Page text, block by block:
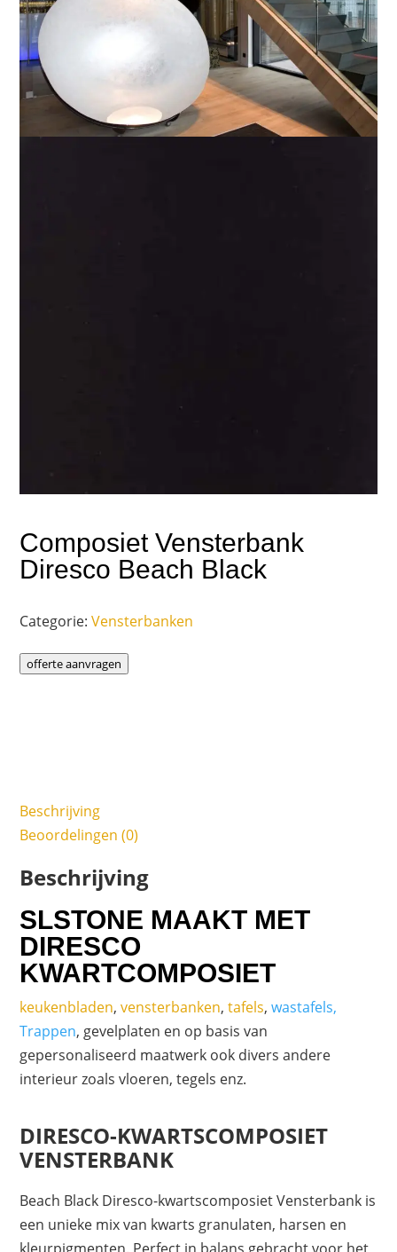
Composiet Vensterbank
Diresco Beach Black
Categorie: Vensterbanken
offerte aanvragen
Beschrijving
Beoordelingen (0)
Beschrijving
SLSTONE MAAKT MET
DIRESCO
KWARTCOMPOSIET
keukenbladen,vensterbanken,tafels,wastafels,
Trappen, gevelplaten en op basis van
gepersonaliseerd maatwerk ook divers andere
interieur zoals vloeren, tegels enz.
DIRESCO-KWARTSCOMPOSIET
VENSTERBANK
Beach Black Diresco-kwartscomposiet Vensterbank is
een unieke mix van kwarts granulaten, harsen en
kleurpigmenten. Perfect in balans gebracht voor het